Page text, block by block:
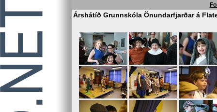
Árshátíð Grunnskóla Önundarfjarðar á